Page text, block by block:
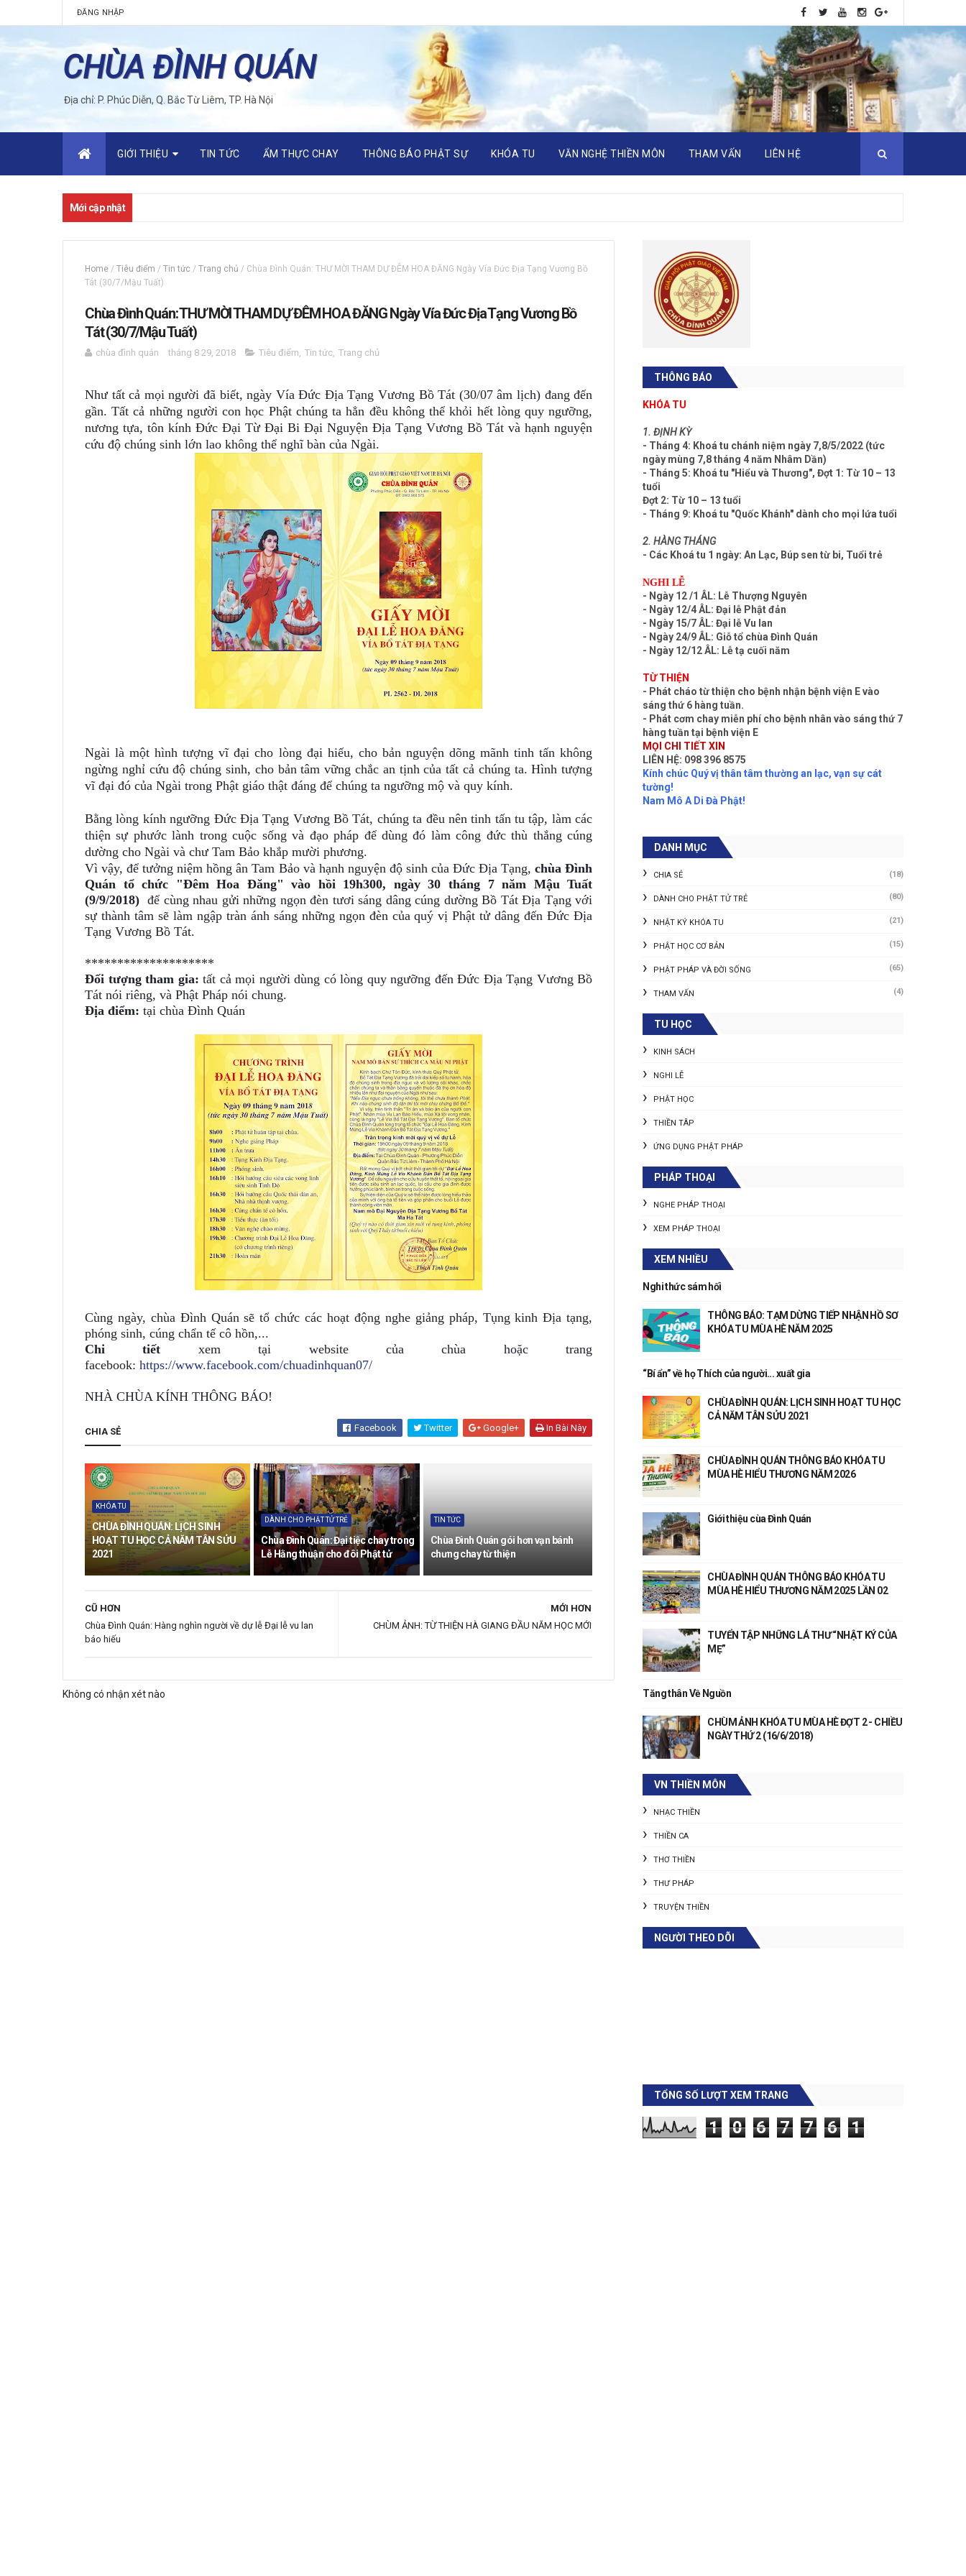
ĐĂNG NHẬP
CHÙA ĐÌNH QUÁN
Địa chỉ: P. Phúc Diễn, Q. Bắc Từ Liêm, TP. Hà Nội
GIỚI THIỆU TIN TỨC ẨM THỰC CHAY THÔNG BÁO PHẬT SỰ KHÓA TU VĂN NGHỆ THIỀN MÔN THAM VẤN LIÊN HỆ
Mới cập nhật
Home / Tiêu điểm / Tin tức / Trang chủ / Chùa Đình Quán: THƯ MỜI THAM DỰ ĐÊM HOA ĐĂNG Ngày Vía Đức Địa Tạng Vương Bồ
Tát (30/7/Mậu Tuất)
Chùa Đình Quán: THƯ MỜI THAM DỰ ĐÊM HOA ĐĂNG Ngày Vía Đức Địa Tạng Vương Bồ
Tát (30/7/Mậu Tuất)
chùa đình quán tháng 8 29, 2018 Tiêu điểm, Tin tức, Trang chủ
Như tất cả mọi người đã biết, ngày Vía Đức Địa Tạng Vương Bồ Tát (30/07 âm lịch) đang đến
gần. Tất cả những người con học Phật chúng ta hẳn đều không thể khỏi hết lòng quy ngưỡng,
nương tựa, tôn kính Đức Đại Từ Đại Bi Đại Nguyện Địa Tạng Vương Bồ Tát và hạnh nguyện
cứu độ chúng sinh lớn lao không thể nghĩ bàn của Ngài.
Ngài là một hình tượng vĩ đại cho lòng đại hiếu, cho bản nguyện dõng mãnh tinh tấn không
ngừng nghỉ cứu độ chúng sinh, cho bản tâm vững chắc an tịnh của tất cả chúng ta. Hình tượng
vĩ đại đó của Ngài trong Phật giáo thật đáng để chúng ta ngưỡng mộ và quy kính.
Bằng lòng kính ngưỡng Đức Địa Tạng Vương Bồ Tát, chúng ta đều nên tinh tấn tu tập, làm các
thiện sự phước lành trong cuộc sống và đạo pháp để dùng đó làm công đức thù thắng cúng
dường cho Ngài và chư Tam Bảo khắp mười phương.
Vì vậy, để tưởng niệm hồng ân Tam Bảo và hạnh nguyện độ sinh của Đức Địa Tạng, chùa Đình
Quán tổ chức "Đêm Hoa Đăng" vào hồi 19h300, ngày 30 tháng 7 năm Mậu Tuất
(9/9/2018)để cùng nhau gửi những ngọn đèn tươi sáng dâng cúng dường Bồ Tát Địa Tạng với
sự thành tâm sẽ làm ngập tràn ánh sáng những ngọn đèn của quý vị Phật tử dâng đến Đức Địa
Tạng Vương Bồ Tát.
********************
Đối tượng tham gia: tất cả mọi người dùng có lòng quy ngưỡng đến Đức Địa Tạng Vương Bồ
Tát nói riêng, và Phật Pháp nói chung.
Địa điểm: tại chùa Đình Quán
Cùng ngày, chùa Đình Quán sẽ tổ chức các hoạt động nghe giảng pháp, Tụng kinh Địa tạng,
phóng sinh, cúng chẩn tế cô hồn,...
Chi tiết xem tại website của chùa hoặc trang
facebook: https://www.facebook.com/chuadinhquan07/
NHÀ CHÙA KÍNH THÔNG BÁO!
CHIA SẺ Facebook Twitter Google+ In Bài Này
KHÓA TU
CHÙA ĐÌNH QUÁN: LỊCH SINH
HOẠT TU HỌC CẢ NĂM TÂN SỬU
2021
DÀNH CHO PHẬT TỬ TRẺ
Chùa Đình Quán: Đại tiệc chay trong
Lễ Hằng thuận cho đôi Phật tử
TIN TỨC
Chùa Đình Quán gói hơn vạn bánh
chưng chay từ thiện
MỚI HƠN
CHÙM ẢNH: TỪ THIỆN HÀ GIANG ĐẦU NĂM HỌC MỚI
CŨ HƠN
Chùa Đình Quán: Hàng nghìn người về dự lễ Đại lễ vu lan
báo hiếu
Không có nhận xét nào
THÔNG BÁO
KHÓA TU
1. ĐỊNH KỲ
- Tháng 4: Khoá tu chánh niệm ngày 7,8/5/2022 (tức
ngày mùng 7,8 tháng 4 năm Nhâm Dần)
- Tháng 5: Khoá tu "Hiểu và Thương", Đợt 1: Từ 10 – 13
tuổi
Đợt 2: Từ 10 – 13 tuổi
- Tháng 9: Khoá tu "Quốc Khánh" dành cho mọi lứa tuổi
2. HÀNG THÁNG
- Các Khoá tu 1 ngày: An Lạc, Búp sen từ bi, Tuổi trẻ
NGHI LỄ
- Ngày 12 /1 ÂL: Lễ Thượng Nguyên
- Ngày 12/4 ÂL: Đại lễ Phật đản
- Ngày 15/7 ÂL: Đại lễ Vu lan
- Ngày 24/9 ÂL: Giỗ tổ chùa Đình Quán
- Ngày 12/12 ÂL: Lễ tạ cuối năm
TỪ THIỆN
- Phát cháo từ thiện cho bệnh nhận bệnh viện E vào
sáng thứ 6 hàng tuần.
- Phát cơm chay miễn phí cho bệnh nhân vào sáng thứ 7
hàng tuần tại bệnh viện E
MỌI CHI TIẾT XIN
LIÊN HỆ: 098 396 8575
Kính chúc Quý vị thân tâm thường an lạc, vạn sự cát
tường!
Nam Mô A Di Đà Phật!
DANH MỤC
CHIA SẺ (18)
DÀNH CHO PHẬT TỬ TRẺ (80)
NHẬT KÝ KHÓA TU (21)
PHẬT HỌC CƠ BẢN (15)
PHẬT PHÁP VÀ ĐỜI SỐNG (65)
THAM VẤN (4)
TU HỌC
KINH SÁCH
NGHI LỄ
PHẬT HỌC
THIỀN TÂP
ỨNG DỤNG PHẬT PHÁP
PHÁP THOẠI
NGHE PHÁP THOẠI
XEM PHÁP THOẠI
XEM NHIỀU
Nghi thức sám hối
THÔNG BÁO: TẠM DỪNG TIẾP NHẬN HỒ SƠ
KHÓA TU MÙA HÈ NĂM 2025
“Bí ẩn” về họ Thích của người... xuất gia
CHÙA ĐÌNH QUÁN: LỊCH SINH HOẠT TU HỌC
CẢ NĂM TÂN SỬU 2021
CHÙA ĐÌNH QUÁN THÔNG BÁO KHÓA TU
MÙA HÈ HIỂU THƯƠNG NĂM 2026
Giới thiệu cùa Đình Quán
CHÙA ĐÌNH QUÁN THÔNG BÁO KHÓA TU
MÙA HÈ HIỂU THƯƠNG NĂM 2025 LẦN 02
TUYỂN TẬP NHỮNG LÁ THƯ “NHẬT KÝ CỦA
MẸ”
Tăng thân Về Nguồn
CHÙM ẢNH KHÓA TU MÙA HÈ ĐỢT 2 - CHIỀU
NGÀY THỨ 2 (16/6/2018)
VN THIỀN MÔN
NHẠC THIỀN
THIỀN CA
THƠ THIỀN
THƯ PHÁP
TRUYỆN THIỀN
NGƯỜI THEO DÕI
TỔNG SỐ LƯỢT XEM TRANG
1 0 6 7 7 6 1